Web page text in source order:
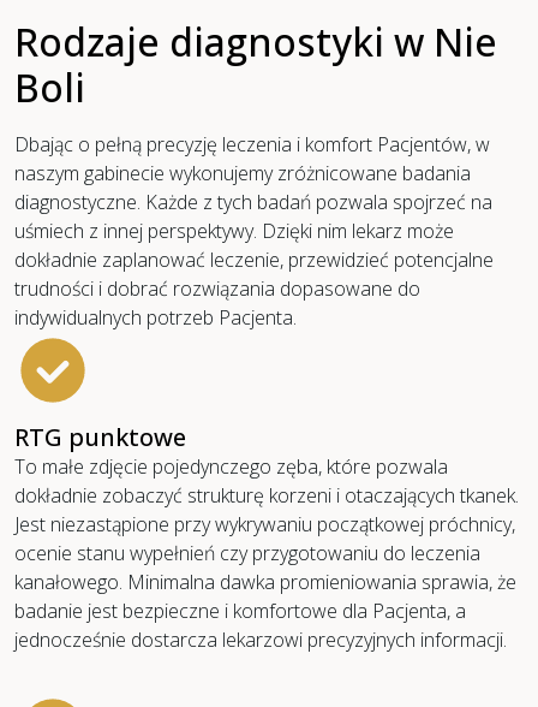
Rodzaje diagnostyki w Nie
Boli
Dbając o pełną precyzję leczenia i komfort Pacjentów, w
naszym gabinecie wykonujemy zróżnicowane badania
diagnostyczne. Każde z tych badań pozwala spojrzeć na
uśmiech z innej perspektywy. Dzięki nim lekarz może
dokładnie zaplanować leczenie, przewidzieć potencjalne
trudności i dobrać rozwiązania dopasowane do
indywidualnych potrzeb Pacjenta.
RTG punktowe
To małe zdjęcie pojedynczego zęba, które pozwala
dokładnie zobaczyć strukturę korzeni i otaczających tkanek.
Jest niezastąpione przy wykrywaniu początkowej próchnicy,
ocenie stanu wypełnień czy przygotowaniu do leczenia
kanałowego. Minimalna dawka promieniowania sprawia, że
badanie jest bezpieczne i komfortowe dla Pacjenta, a
jednocześnie dostarcza lekarzowi precyzyjnych informacji.